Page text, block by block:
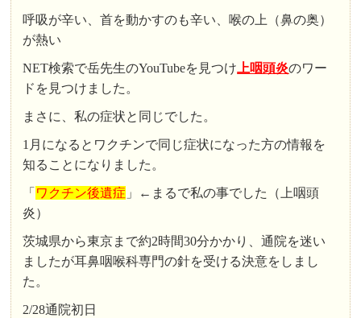
呼吸が辛い、首を動かすのも辛い、喉の上（鼻の奥）
が熱い
NET検索で岳先生のYouTubeを見つけ 上咽頭炎のワー
ドを見つけました。
まさに、私の症状と同じでした。
1月になるとワクチンで同じ症状になった方の情報を
知ることになりました。
「 ワクチン後遺症 」←まるで私の事でした（上咽頭
炎）
茨城県から東京まで約2時間30分かかり、通院を迷い
ましたが耳鼻咽喉科専門の針を受ける決意をしまし
た。
2/28通院初日